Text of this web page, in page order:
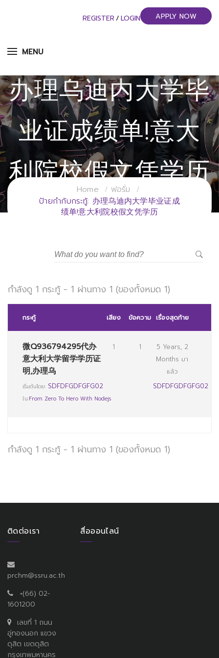
MENU
REGISTER / LOGIN APPLY NOW
办理乌迪内大学毕
业证成绩单!意大
利院校假文凭学历
วิทยาลัยการจัดการอุตสาหกรรมบริการ
มหาวิทยาลัยราชภัฏสวนสุนันทา
Home
ฟอรั่ม
ป้ายกำกับกระทู้: 办理乌迪内大学毕业证成
绩单!意大利院校假文凭学历
กำลังดู 1 กระทู้ - 1 ผ่านทาง 1 (ของทั้งหมด 1)
กระทู้ เสียง ข้อความ เรื่องสุดท้าย
微Q936794295代办
意大利大学留学学历证
明,办理乌
เริ่มต้นโดย: SDFDFGDFGFG02
ใน:From Zero To Hero With Nodejs
1 1
5 Years, 2
Months มา
แล้ว
SDFDFGDFGFG02
กำลังดู 1 กระทู้ - 1 ผ่านทาง 1 (ของทั้งหมด 1)
ติดต่อเรา
prchm@ssru.ac.th
+(66) 02-
1601200
เลขที่ 1 ถนน
อู่ทองนอก แขวง
ดุสิต เขตดุสิต
กรุงเทพมหานคร
สื่อออนไลน์